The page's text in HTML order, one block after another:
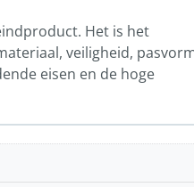
Het is het
veiligheid,
eisen en de hoge